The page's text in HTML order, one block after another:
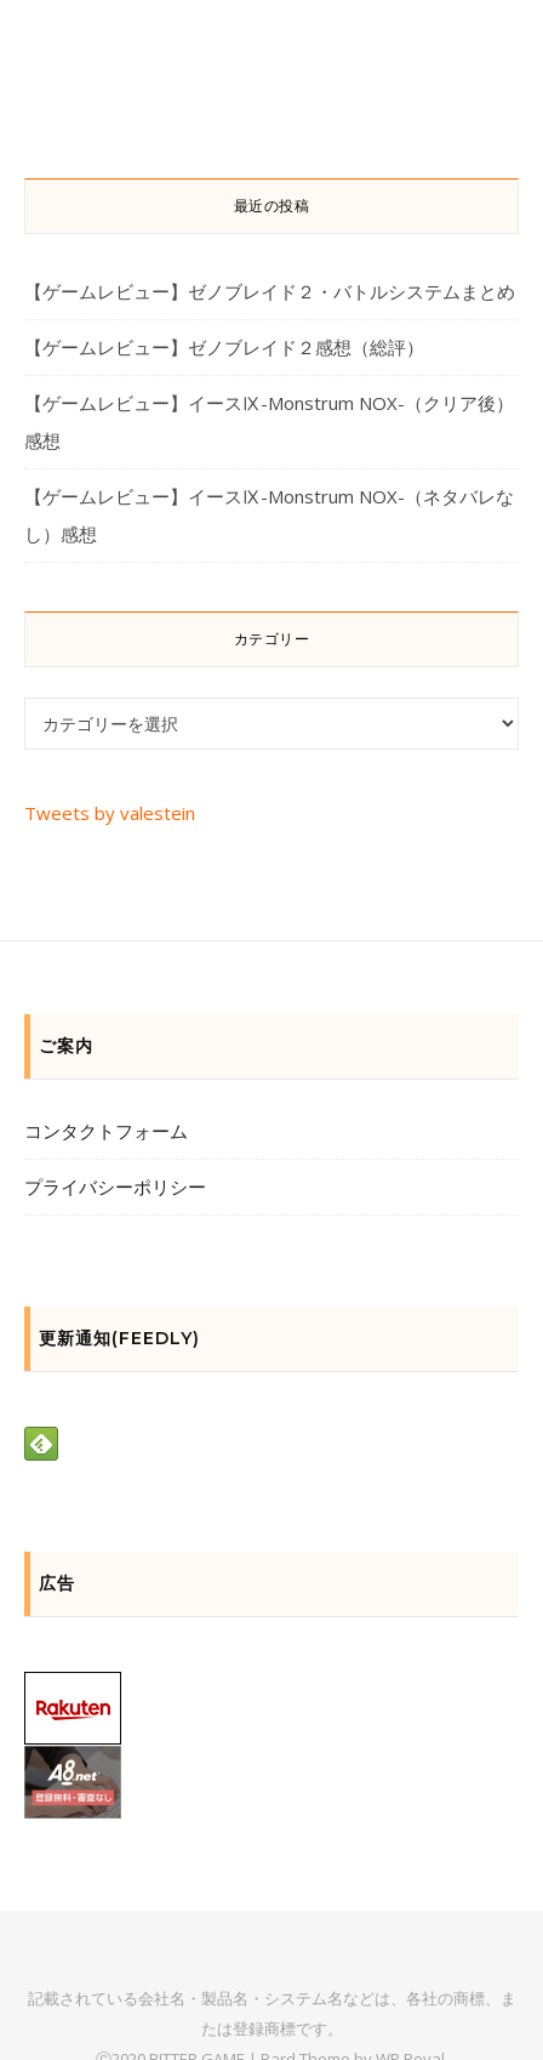
最近の投稿
【ゲームレビュー】ゼノブレイド２・バトルシステムまとめ
【ゲームレビュー】ゼノブレイド２感想（総評）
【ゲームレビュー】イースⅨ-Monstrum NOX-（クリア後）
感想
【ゲームレビュー】イースⅨ-Monstrum NOX-（ネタバレな
し）感想
カテゴリー
Tweets by valestein
ご案内
コンタクトフォーム
プライバシーポリシー
更新通知(FEEDLY)
広告
記載されている会社名・製品名・システム名などは、各社の商標、ま
たは登録商標です。